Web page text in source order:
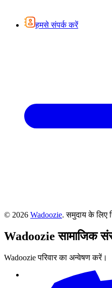
हमसे संपर्क करें
© 2026 Wadoozie.समुदाय के लिए
Wadoozie सामाजिक
Wadoozie परिवार का अन्वेषण करें।